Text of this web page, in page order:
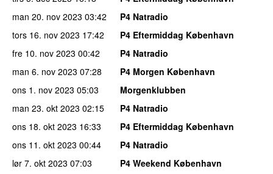
man 20. nov 2023 03:42
P4 Natradio
tors 16. nov 2023 17:42
P4 Eftermiddag København
fre 10. nov 2023 00:42
P4 Natradio
man 6. nov 2023 07:28
P4 Morgen København
ons 1. nov 2023 05:03
Morgenklubben
man 23. okt 2023 02:15
P4 Natradio
ons 18. okt 2023 16:33
P4 Eftermiddag København
ons 11. okt 2023 00:44
P4 Natradio
lør 7. okt 2023 07:03
P4 Weekend København